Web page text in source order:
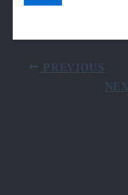
PREVIOUS